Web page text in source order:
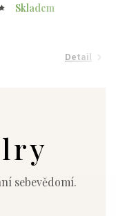
Skladem
Detail
sebevědomí.